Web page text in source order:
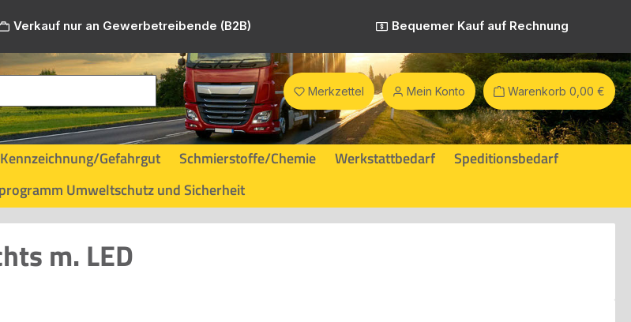
Verkauf nur an Gewerbetreibende (B2B) Bequemer Kauf auf Rechnung
Merkzettel Mein Konto Warenkorb 0,00 €
Kennzeichnung/Gefahrgut Schmierstoffe/Chemie Werkstattbedarf
Speditionsbedarf
Umweltschutz und Sicherheit
m. LED